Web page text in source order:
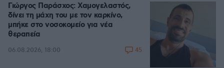
Γιώργος Παράσχος: Χαμογελαστός,
δίνει τη μάχη του με τον καρκίνο,
μπήκε στο νοσοκομείο για νέα
θεραπεία
06.08.2026, 18:00 45